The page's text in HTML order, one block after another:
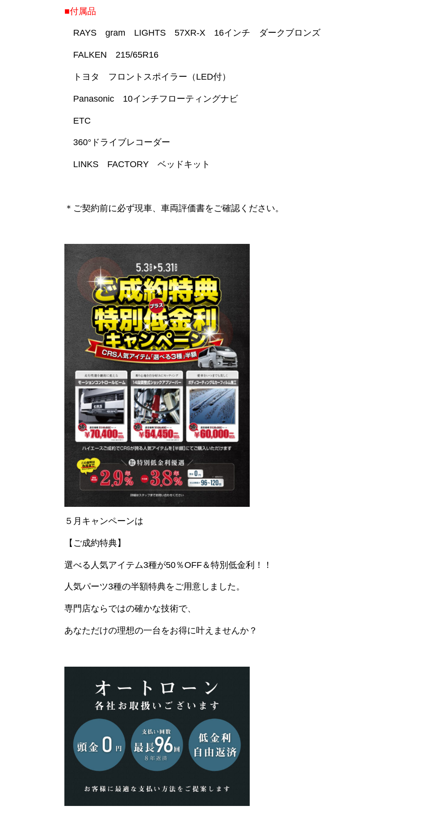
■付属品
RAYS gram LIGHTS 57XR-X 16インチ ダークブロンズ
FALKEN 215/65R16
トヨタ フロントスポイラー（LED付）
Panasonic 10インチフローティングナビ
ETC
360°ドライブレコーダー
LINKS FACTORY ベッドキット
＊ご契約前に必ず現車、車両評価書をご確認ください。
５月キャンペーンは
【ご成約特典】
選べる人気アイテム3種が50％OFF＆特別低金利！！
人気パーツ3種の半額特典をご用意しました。
専門店ならではの確かな技術で、
あなただけの理想の一台をお得に叶えませんか？